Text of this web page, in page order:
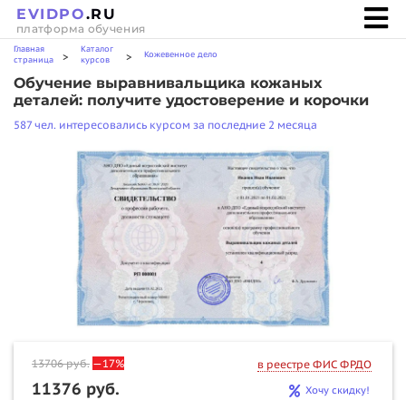
EVIDPO.RU
платформа обучения
Главная
страница
>
Каталог
курсов
> Кожевенное дело
Обучение выравнивальщика кожаных
деталей: получите удостоверение и корочки
587 чел. интересовались курсом за последние 2 месяца
13706руб. —17% в реестре ФИС ФРДО
11376 руб. Хочу скидку!